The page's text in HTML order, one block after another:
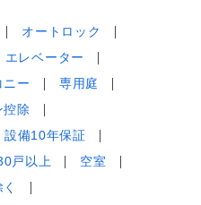
オートロック
エレベーター
ニー
専用庭
控除
設備10年保証
戸以上
空室